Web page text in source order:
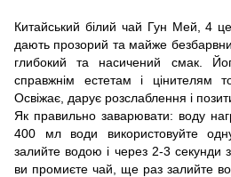
Китайський білий чай Гун Мей, 4
дають прозорий та майже
глибокий та насичений смак.
справжнім естетам і цінителям
Освіжає, дарує розслаблення і
Як правильно заварювати: воду
400 мл води використовуйте
залийте водою і через 2-3 секунди
ви промиєте чай, ще раз залийте